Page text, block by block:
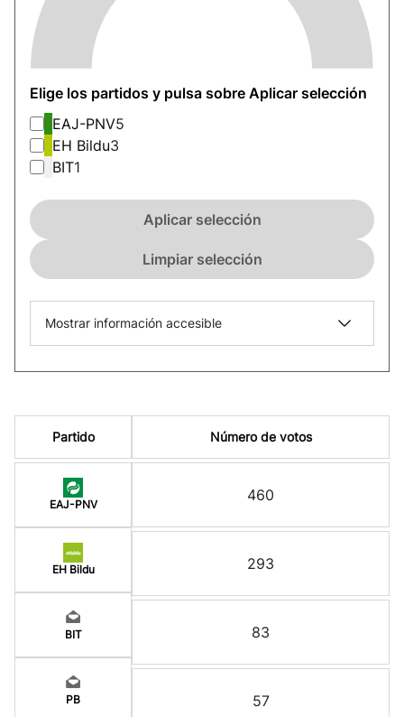
Elige los partidos y pulsa sobre Aplicar selección
EAJ-PNV5
EH Bildu3
BIT1
Aplicar selección
Limpiar selección
Mostrar información accesible
Partido
EAJ-PNV
EH Bildu
BIT
PB
Número de votos
460
293
83
57